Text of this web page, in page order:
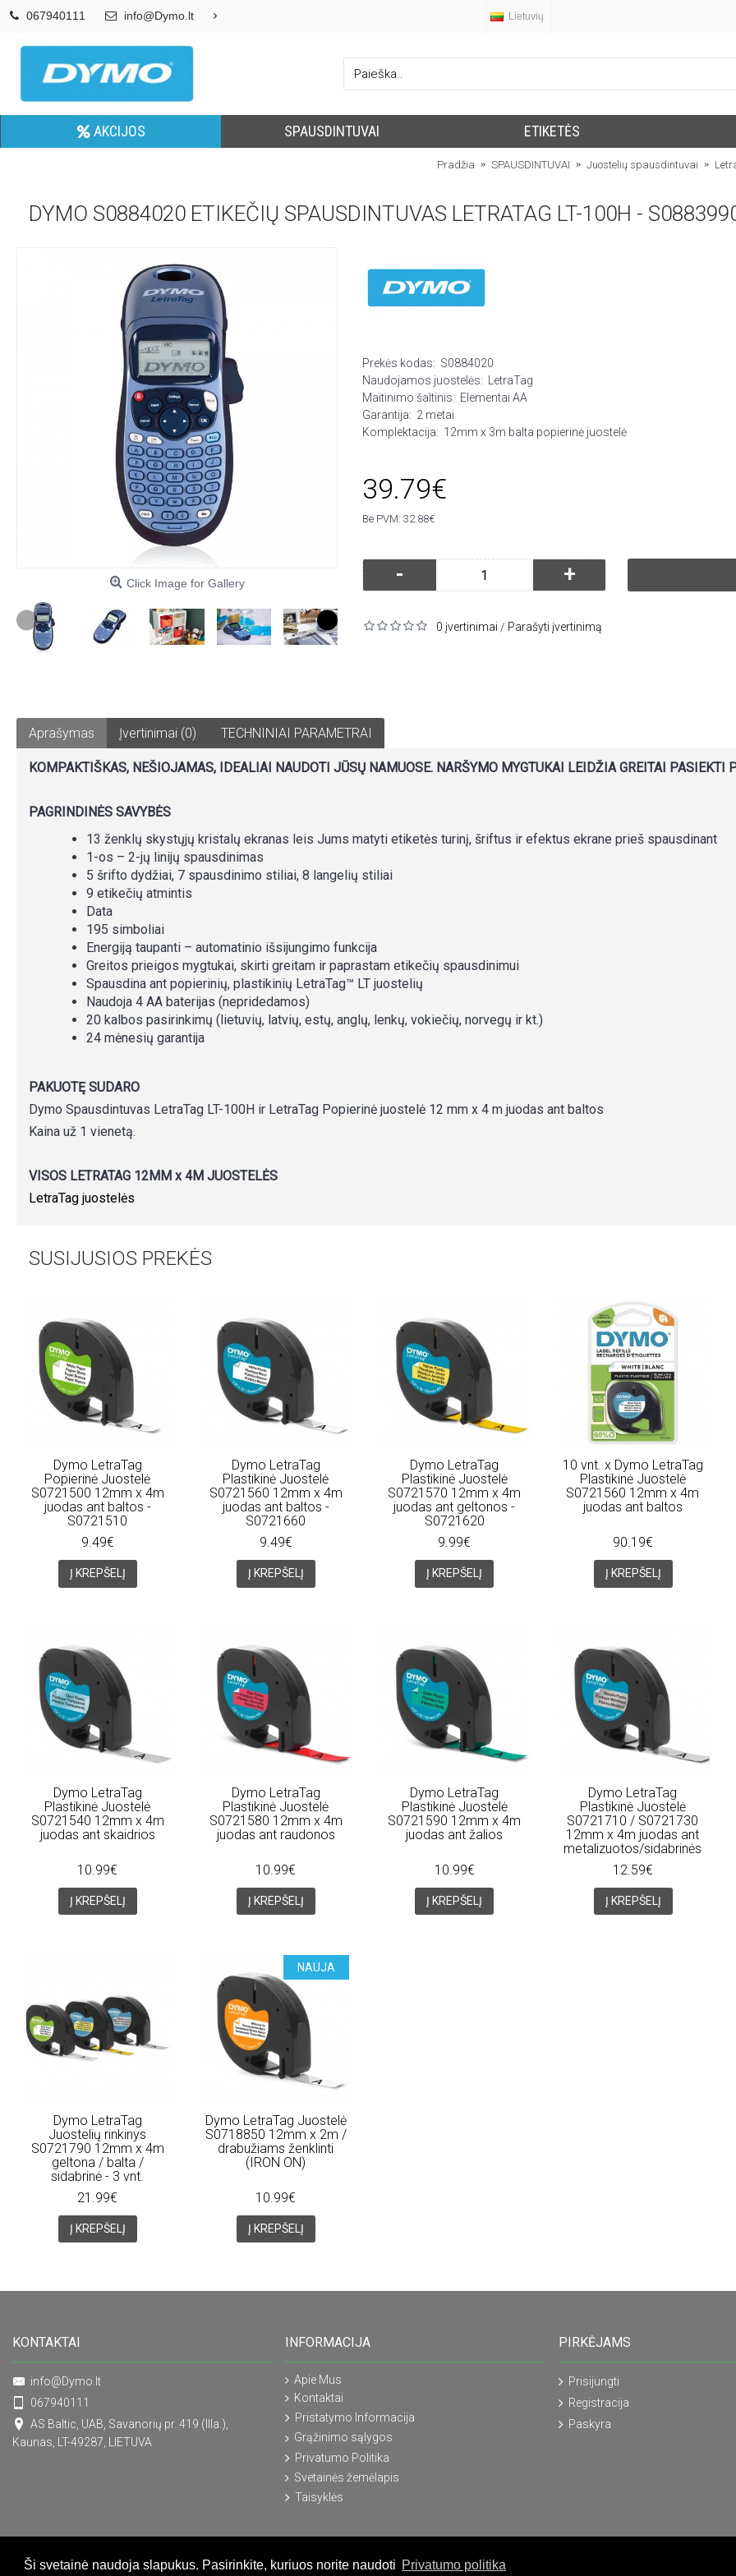
Ši svetainė naudoja slapukus. Pasirinkite, kuriuos norite naudoti Privatumo politika
067940111 info@Dymo.lt Lietuvių
AKCIJOS SPAUSDINTUVAI ETIKETĖS
Pradžia SPAUSDINTUVAI Juostelių spausdintuvai
DYMO S0884020 ETIKEČIŲ SPAUSDINTUVAS LETRATAG LT-100H -
Click Image for Gallery
Prekės kodas: S0884020
Naudojamos juostelės:
LetraTag
Maitinimo šaltinis: Elementai AA
Garantija: 2 metai
Komplektacija: 12mm x 3m balta popierinė juostelė
39.79€
Be PVM: 32.88€
- +
0 įvertinimai / Parašyti įvertinimą
Aprašymas Įvertinimai (0) TECHNINIAI PARAMETRAI
KOMPAKTIŠKAS, NEŠIOJAMAS, IDEALIAI NAUDOTI JŪSŲ NAMUOSE. NARŠYMO MYGTUKAI LEIDŽIA GREITAI PASIEKTI
PAGRINDINĖS SAVYBĖS
13 ženklų skystųjų kristalų ekranas leis Jums matyti etiketės turinį, šriftus ir efektus ekrane prieš spausdinant
1-os – 2-jų linijų spausdinimas
5 šrifto dydžiai, 7 spausdinimo stiliai, 8 langelių stiliai
9 etikečių atmintis
Data
195 simboliai
Energiją taupanti – automatinio išsijungimo funkcija
Greitos prieigos mygtukai, skirti greitam ir paprastam etikečių spausdinimui
Spausdina ant popierinių, plastikinių LetraTag™ LT juostelių
Naudoja 4 AA baterijas (nepridedamos)
20 kalbos pasirinkimų (lietuvių, latvių, estų, anglų, lenkų, vokiečių, norvegų ir kt.)
24 mėnesių garantija
PAKUOTĘ SUDARO
Dymo Spausdintuvas LetraTag LT-100H ir LetraTag Popierinė juostelė 12 mm x 4 m juodas ant baltos
Kaina už 1 vienetą.
VISOS LETRATAG 12MM x 4M JUOSTELĖS
LetraTag juostelės
SUSIJUSIOS PREKĖS
Dymo LetraTag
Popierinė Juostelė
S0721500 12mm x 4m
juodas ant baltos -
S0721510
9.49€
Į KREPŠELĮ
Dymo LetraTag
Plastikinė Juostelė
S0721560 12mm x 4m
juodas ant baltos -
S0721660
9.49€
Į KREPŠELĮ
Dymo LetraTag
Plastikinė Juostelė
S0721570 12mm x 4m
juodas ant geltonos -
S0721620
9.99€
Į KREPŠELĮ
10 vnt. x Dymo LetraTag
Plastikinė Juostelė
S0721560 12mm x 4m
juodas ant baltos
90.19€
Į KREPŠELĮ
Dymo LetraTag
Plastikinė Juostelė
S0721540 12mm x 4m
juodas ant skaidrios
10.99€
Į KREPŠELĮ
Dymo LetraTag
Plastikinė Juostelė
S0721580 12mm x 4m
juodas ant raudonos
10.99€
Į KREPŠELĮ
Dymo LetraTag
Plastikinė Juostelė
S0721590 12mm x 4m
juodas ant žalios
10.99€
Į KREPŠELĮ
Dymo LetraTag
Plastikinė Juostelė
S0721710 / S0721730
12mm x 4m juodas ant
metalizuotos/sidabrinės
12.59€
Į KREPŠELĮ
Dymo LetraTag
Juostelių rinkinys
S0721790 12mm x 4m
geltona / balta /
sidabrinė - 3 vnt.
21.99€
Į KREPŠELĮ
NAUJA
Dymo LetraTag Juostelė
S0718850 12mm x 2m /
drabužiams ženklinti
(IRON ON)
10.99€
Į KREPŠELĮ
KONTAKTAI
info@Dymo.lt
067940111
AS Baltic, UAB, Savanorių pr. 419 (IIIa.),
Kaunas, LT-49287, LIETUVA
INFORMACIJA
Apie Mus
Kontaktai
Pristatymo Informacija
Grąžinimo sąlygos
Privatumo Politika
Svetainės žemėlapis
Taisyklės
PIRKĖJAMS
Prisijungti
Registracija
Paskyra